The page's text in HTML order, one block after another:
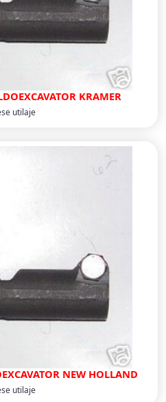
KRAMER
utilaje
NEW HOLLAND
utilaje